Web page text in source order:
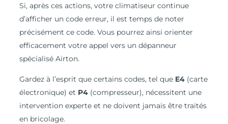
Si, après ces actions, votre climatiseur continue
d’afficher un code erreur, il est temps de noter
précisément ce code. Vous pourrez ainsi orienter
efficacement votre appel vers un dépanneur
spécialisé Airton.
Gardez à l’esprit que certains codes, tel que E4(carte
électronique) et P4(compresseur), nécessitent une
intervention experte et ne doivent jamais être traités
en bricolage.